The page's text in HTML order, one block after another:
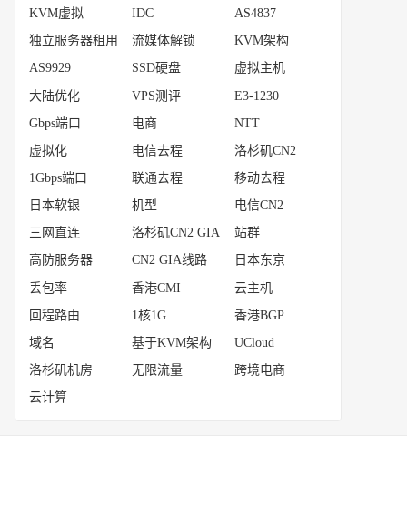
KVM虚拟 IDC AS4837
独立服务器租用 流媒体解锁 KVM架构
AS9929 SSD硬盘 虚拟主机
大陆优化 VPS测评 E3-1230
Gbps端口 电商 NTT
虚拟化 电信去程 洛杉矶CN2
1Gbps端口 联通去程 移动去程
日本软银 机型 电信CN2
三网直连 洛杉矶CN2 GIA 站群
高防服务器 CN2 GIA线路 日本东京
丢包率 香港CMI 云主机
回程路由 1核1G 香港BGP
域名 基于KVM架构 UCloud
洛杉矶机房 无限流量 跨境电商
云计算